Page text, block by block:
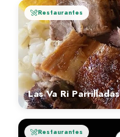
Restaurantes
Las Va Ri Parrilladas
Restaurantes